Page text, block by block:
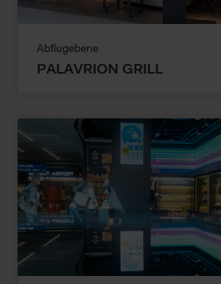
Abflugebene
PALAVRION GRILL